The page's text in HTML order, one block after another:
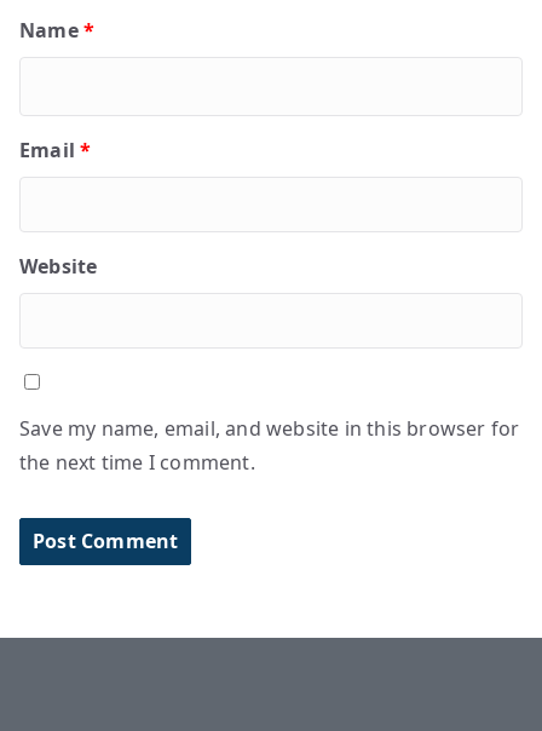
Name*
Email*
Website
Save my name, email, and website in this browser for
the next time I comment.